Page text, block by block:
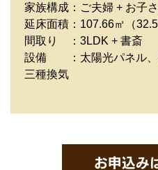
家族構成：ご夫婦 + お子
延床面積：107.66㎡（
間取り ：3LDK + 書斎
設備 ：太陽光パネル、
三種換気